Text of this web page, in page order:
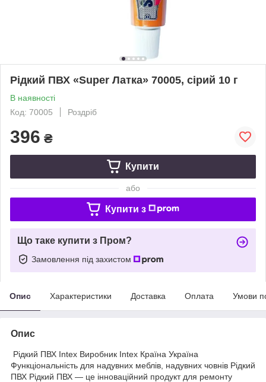
Рідкий ПВХ «Super Латка» 70005, сірий 10 г
В наявності
Код: 70005
Роздріб
396 ₴
Купити
або
Купити з
Що таке купити з Пром?
Замовлення під захистом
Опис Характеристики Доставка Оплата Умови
Опис
Рідкий ПВХ Intex Виробник Intex Країна Україна
Функціональність для надувних меблів, надувних човнів Рідкий
ПВХ Рідкий ПВХ — це інноваційний продукт для ремонту